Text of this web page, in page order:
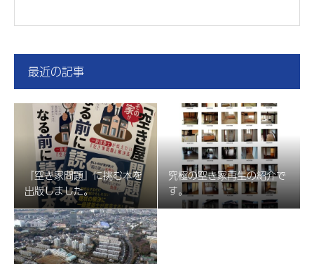
最近の記事
『空き家問題』に挑む本を
出版しました。
究極の空き家再生の紹介で
す。